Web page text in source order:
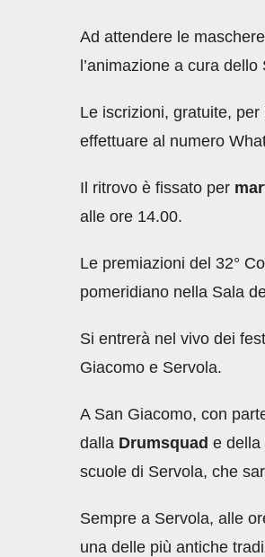
Ad attendere le
l’animazione a cura dello
Le iscrizioni, gratuite,
effettuare al numero
Il ritrovo è fissato per
alle ore 14.00.
Le premiazioni del 32°
pomeridiano nella Sala
Si entrerà nel vivo dei
Giacomo e Servola.
A San Giacomo, con
dalla Drumsquad e della
scuole di Servola, che
Sempre a Servola, alle
una delle più antiche